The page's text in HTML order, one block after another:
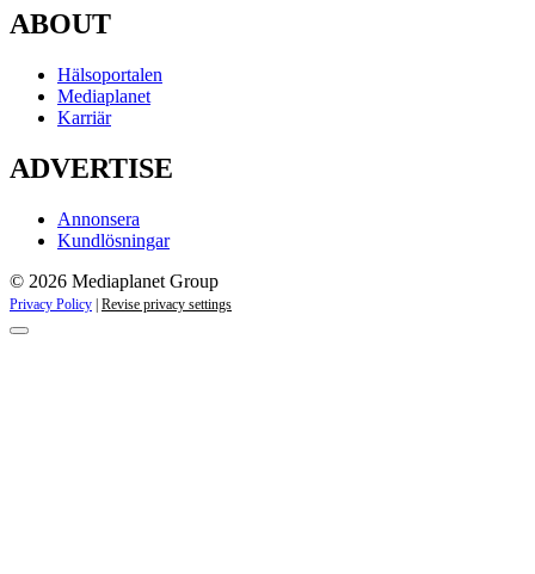
ABOUT
Hälsoportalen
Mediaplanet
Karriär
ADVERTISE
Annonsera
Kundlösningar
© 2026 Mediaplanet Group
Privacy Policy Revise privacy settings